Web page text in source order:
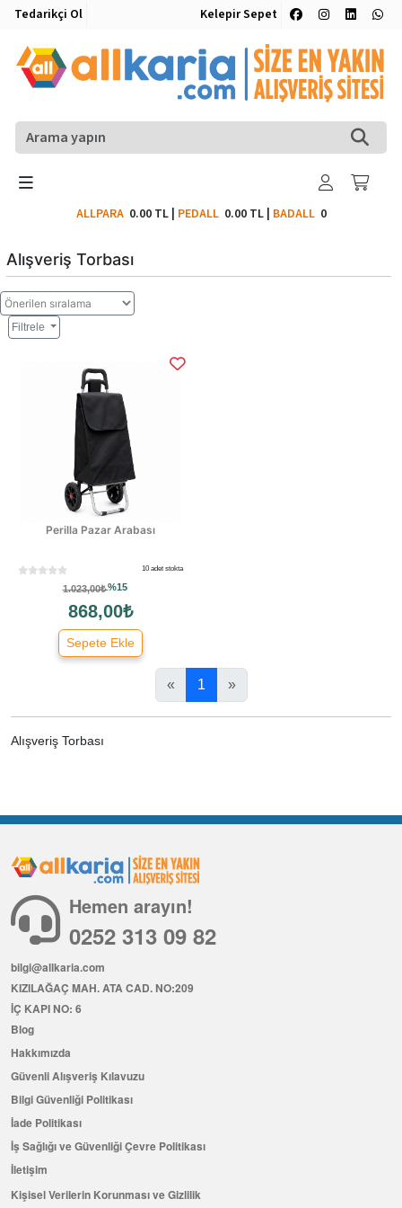
Tedarikçi Ol Kelepir Sepet
ALLPARA 0.00 TL| PEDALL 0.00 TL| BADALL0
Alışveriş Torbası
Filtrele
Perilla Pazar Arabası
10 adet stokta
1.023,00₺%15
868,00₺
Sepete Ekle
« 1 »
Alışveriş Torbası
Hemen arayın!
0252 313 09 82
bilgi@allkaria.com
KIZILAĞAÇ MAH. ATA CAD. NO:209
İÇ KAPI NO: 6
Blog
Hakkımızda
Güvenli Alışveriş Kılavuzu
Bilgi Güvenliği Politikası
İade Politikası
İş Sağlığı ve Güvenliği Çevre Politikası
İletişim
Kişisel Verilerin Korunması ve Gizlilik